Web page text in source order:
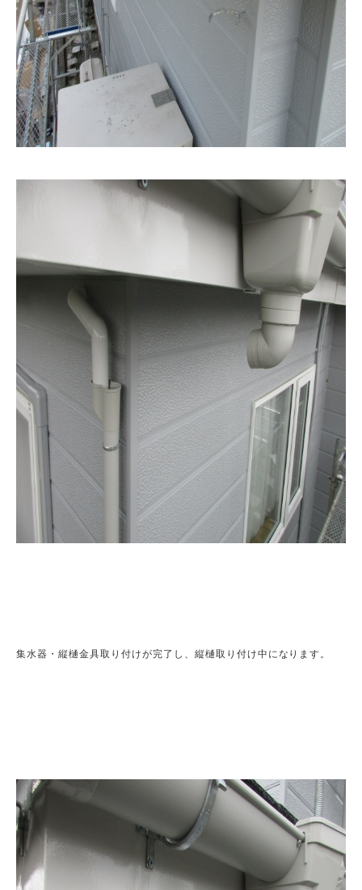
集水器・縦樋金具取り付けが完了し、縦樋取り付け中になります。